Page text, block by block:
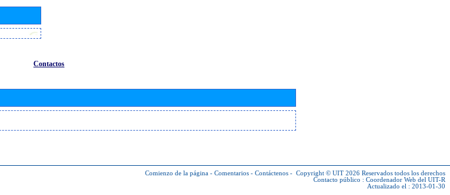
Contactos
Comienzo de la página - Comentarios - Contáctenos - Copyright © UIT 2026 Reservados todos los derechos
Contacto público : Coordenador Web del UIT-R
Actualizado el : 2013-01-30